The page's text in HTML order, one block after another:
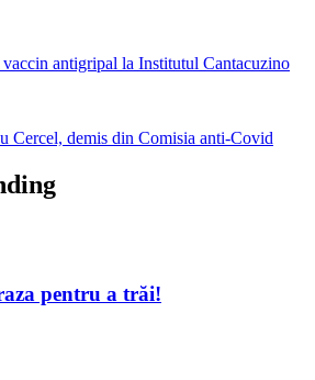
vaccin antigripal la Institutul Cantacuzino
Cercel, demis din Comisia anti-Covid
pentru a trăi!